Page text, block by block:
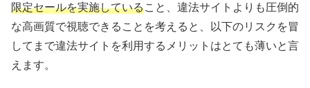
限定セールを実施していること、違法サイトよりも圧倒的
な高画質で視聴できることを考えると、以下のリスクを冒
してまで違法サイトを利用するメリットはとても薄いと言
えます。